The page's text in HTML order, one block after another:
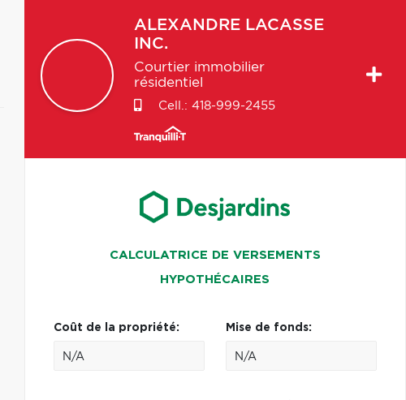
ALEXANDRE LACASSE
INC.
Courtier immobilier
résidentiel
Cell.: 418-999-2455
CALCULATRICE DE VERSEMENTS
HYPOTHÉCAIRES
Coût de la propriété: Mise de fonds: